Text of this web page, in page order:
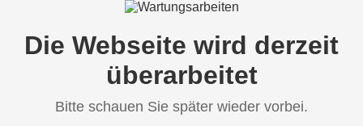
Die Webseite wird derzeit
überarbeitet
Bitte schauen Sie später wieder vorbei.